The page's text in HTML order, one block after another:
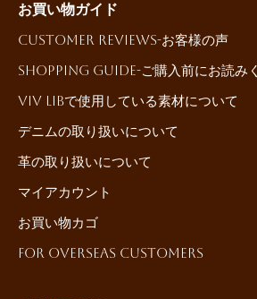
お買い物ガイド
Customer reviews-お客様の声
Shopping Guide-ご購入前にお読み
ViV LiBで使用している素材について
デニムの取り扱いについて
革の取り扱いについて
マイアカウント
お買い物カゴ
For Overseas Customers